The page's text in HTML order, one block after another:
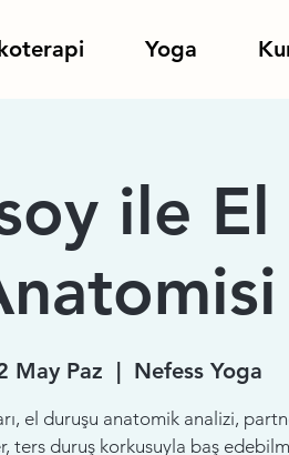
Yoga
ile El
May Paz
  |
Nefess Yoga
el duruşu anatomik analizi,
ters duruş korkusuyla baş